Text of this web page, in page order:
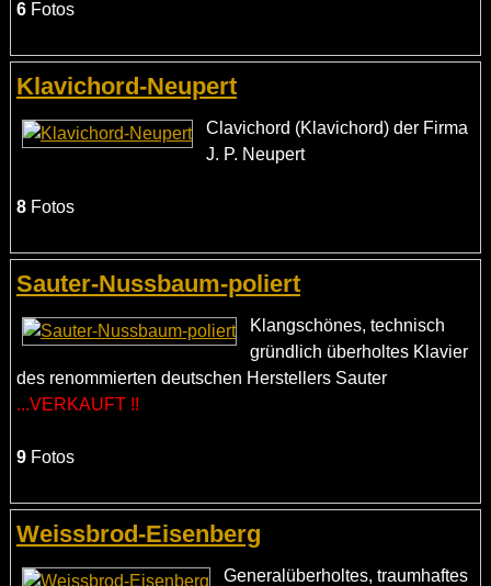
6Fotos
Klavichord-Neupert
Clavichord (Klavichord) der Firma
J. P. Neupert
8Fotos
Sauter-Nussbaum-poliert
Klangschönes, technisch
gründlich überholtes Klavier
des renommierten deutschen Herstellers Sauter
...VERKAUFT !!
9Fotos
Weissbrod-Eisenberg
Generalüberholtes, traumhaftes